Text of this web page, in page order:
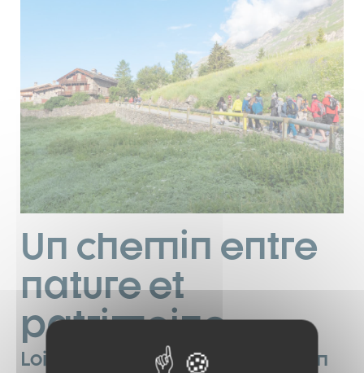
Un chemin entre
nature et
patrimoine
Loin d’être monotone, le chemin